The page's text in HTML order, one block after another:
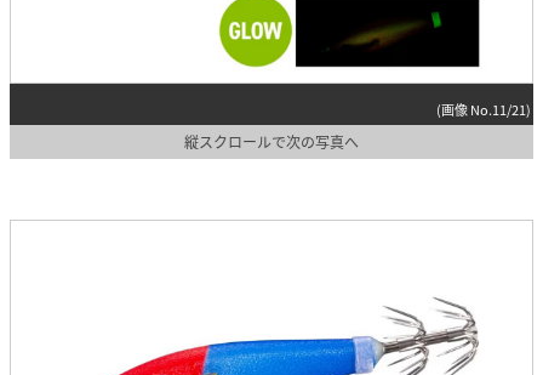
(画像 No.11/21)
縦スクロールで次の写真へ